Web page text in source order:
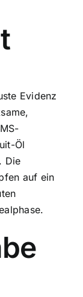
Evidenz
Öl
Die
auf ein